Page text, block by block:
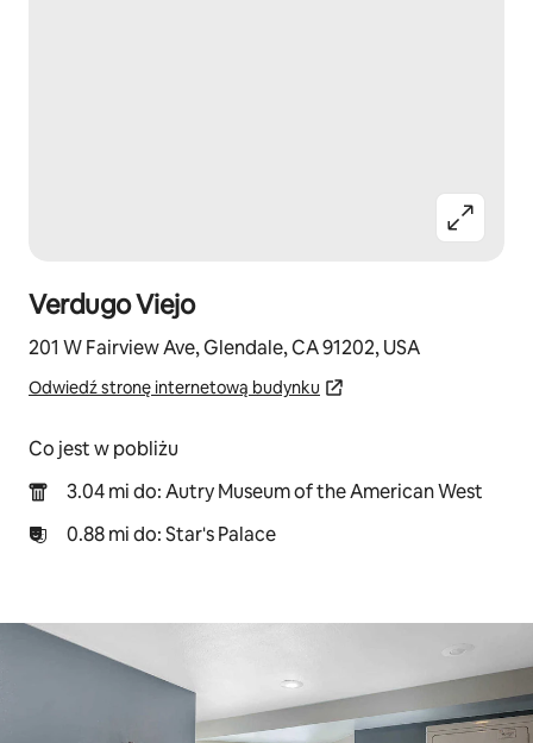
Verdugo Viejo
201 W Fairview Ave, Glendale, CA 91202, USA
Odwiedź stronę internetową budynku
Co jest w pobliżu
3.04 mi do: Autry Museum of the American West
0.88 mi do: Star's Palace